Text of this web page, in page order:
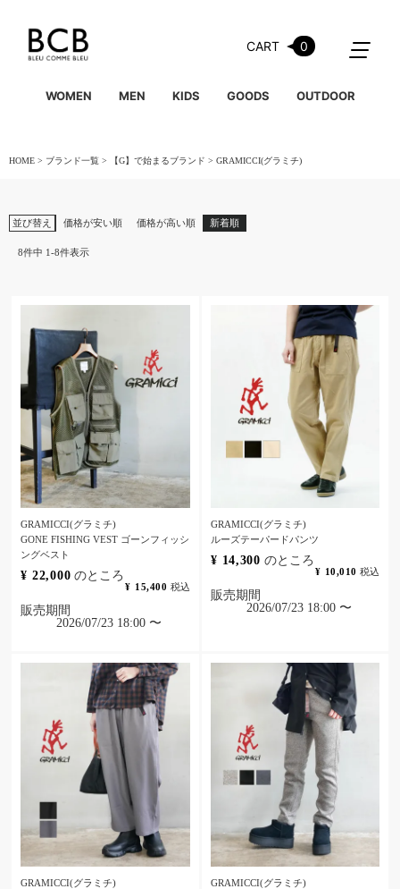
CART 0
WOMEN MEN KIDS GOODS OUTDOOR
HOME ブランド一覧 【G】で始まるブランド GRAMICCI(グラミチ)
並び替え 価格が安い順 価格が高い順 新着順
8件中 1-8件表示
GRAMICCI(グラミチ)
GONE FISHING VEST ゴーンフィッシ
ングベスト
¥ 22,000 のところ
¥ 15,400 税込
販売期間
2026/07/23 18:00 〜
GRAMICCI(グラミチ)
ルーズテーパードパンツ
¥ 14,300 のところ
¥ 10,010 税込
販売期間
2026/07/23 18:00 〜
GRAMICCI(グラミチ)
GRAMICCI(グラミチ)